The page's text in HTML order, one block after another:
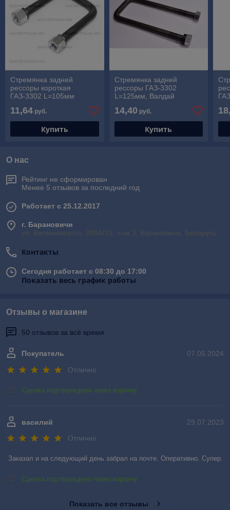
Стремянка задней
рессоры короткая
ГАЗ-3302 L=105мм
11,64 руб.
Купить
Стремянка задней
рессоры ГАЗ-3302
L=125мм, Валдай
14,40 руб.
Купить
О нас
Рейтинг не сформирован
Менее 5 отзывов за последний год
Работает с 25.12.2017
г. Барановичи
ул. Вильчковского, 208А/10, пом.3, Барановичи, Беларусь
Контакты
Сегодня работает с 08:30 до 17:00
Показать весь график работы
Отзывы о магазине
50 отзывов за всё время
07.05.2024
Покупатель
Отлично
Сделка подтверждена через корзину
29.07.2023
василий
Отлично
Заказал и на следующий день забрал на почте. Оперативно. Супер.
Сделка подтверждена через корзину
Показать все отзывы